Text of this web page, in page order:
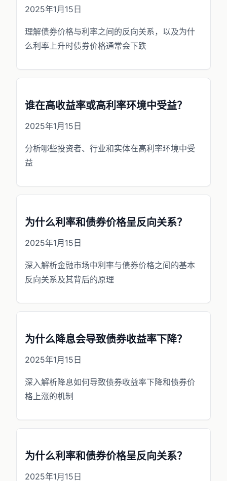
2025年1月15日
理解债券价格与利率之间的反向关系，以及为什
么利率上升时债券价格通常会下跌
谁在高收益率或高利率环境中受益？
2025年1月15日
分析哪些投资者、行业和实体在高利率环境中受
益
为什么利率和债券价格呈反向关系？
2025年1月15日
深入解析金融市场中利率与债券价格之间的基本
反向关系及其背后的原理
为什么降息会导致债券收益率下降？
2025年1月15日
深入解析降息如何导致债券收益率下降和债券价
格上涨的机制
为什么利率和债券价格呈反向关系？
2025年1月15日